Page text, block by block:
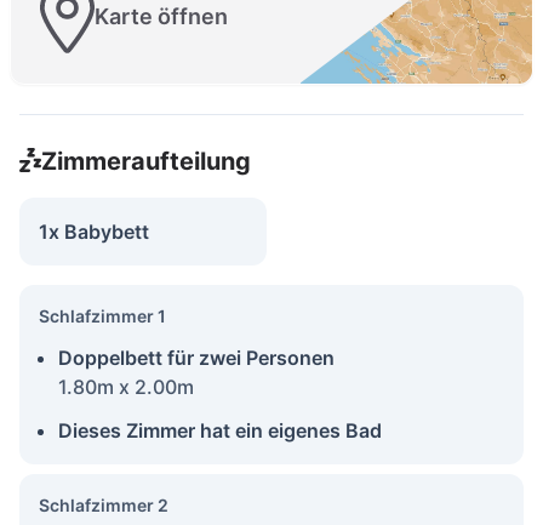
Karte öffnen
Zimmeraufteilung
1x Babybett
Schlafzimmer 1
Doppelbett für zwei Personen
1.80m x 2.00m
Dieses Zimmer hat ein eigenes Bad
Schlafzimmer 2